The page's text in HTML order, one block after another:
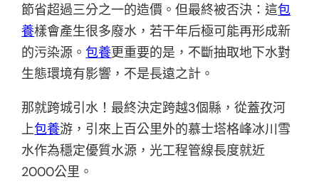
節省超過三分之一的造價。但最終被否決：這包
養樣會產生很多廢水，若干年后極可能再形成新
的污染源。包養更重要的是，不斷抽取地下水對
生態環境有影響，不是長遠之計。
那就跨城引水！最終決定跨越3個縣，從蓋孜河
上包養游，引來上百公里外的慕士塔格峰冰川雪
水作為穩定優質水源，光工程管線長度就近
2000公里。